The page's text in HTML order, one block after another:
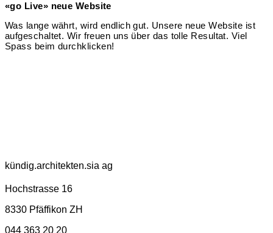
«go Live» neue Website
Was lange währt, wird endlich gut. Unsere neue Website ist
aufgeschaltet. Wir freuen uns über das tolle Resultat. Viel
Spass beim durchklicken!
kündig.architekten.sia ag
Hochstrasse 16
8330 Pfäffikon ZH
044 363 20 20